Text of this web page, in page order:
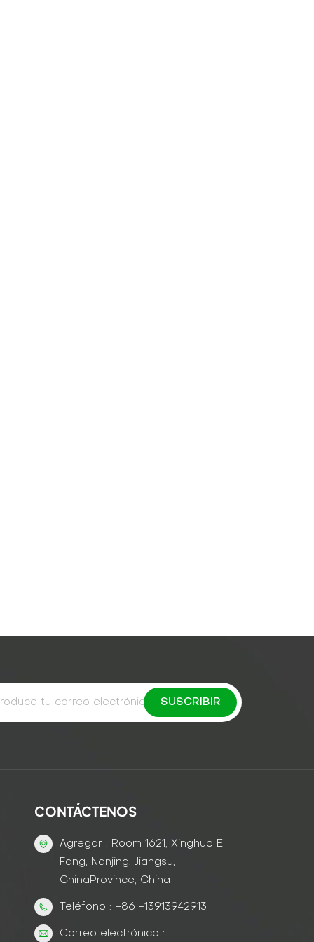
CONTÁCTENOS
Agregar : Room 1621, Xinghuo E
Fang, Nanjing, Jiangsu,
ChinaProvince, China
Teléfono : +86 -13913942913
Correo electrónico :